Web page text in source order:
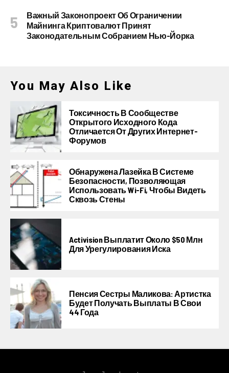
Важный Законопроект Об Ограничении
Майнинга Криптовалют Принят
Законодательным Собранием Нью-Йорка
You May Also Like
Токсичность В Сообществе
Открытого Исходного Кода
Отличается От Других Интернет-
Форумов
Обнаружена Лазейка В Системе
Безопасности, Позволяющая
Использовать Wi-Fi, Чтобы Видеть
Сквозь Стены
Activision Выплатит Около $50 Млн
Для Урегулирования Иска
Пенсия Сестры Маликова: Артистка
Будет Получать Выплаты В Свои
44 Года